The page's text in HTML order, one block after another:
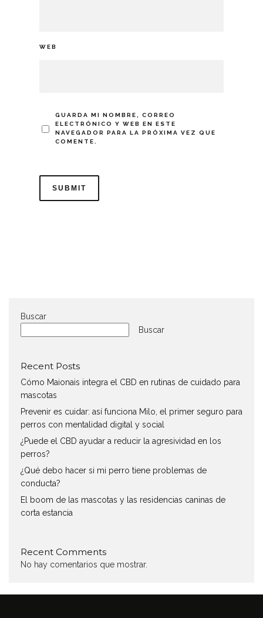
WEB
GUARDA MI NOMBRE, CORREO
ELECTRÓNICO Y WEB EN ESTE
NAVEGADOR PARA LA PRÓXIMA VEZ QUE
COMENTE.
Buscar
Buscar
Recent Posts
Cómo Maionais integra el CBD en rutinas de cuidado para
mascotas
Prevenir es cuidar: así funciona Milo, el primer seguro para
perros con mentalidad digital y social
¿Puede el CBD ayudar a reducir la agresividad en los
perros?
¿Qué debo hacer si mi perro tiene problemas de
conducta?
El boom de las mascotas y las residencias caninas de
corta estancia
Recent Comments
No hay comentarios que mostrar.